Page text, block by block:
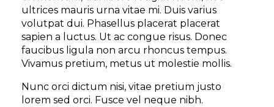
ultrices mauris urna vitae mi. Duis varius
volutpat dui. Phasellus placerat placerat
sapien a luctus. Ut ac congue risus. Donec
faucibus ligula non arcu rhoncus tempus.
Vivamus pretium, metus ut molestie mollis.
Nunc orci dictum nisi, vitae pretium justo
lorem sed orci. Fusce vel neque nibh.